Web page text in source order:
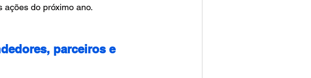
ações do próximo ano.
parceiros e